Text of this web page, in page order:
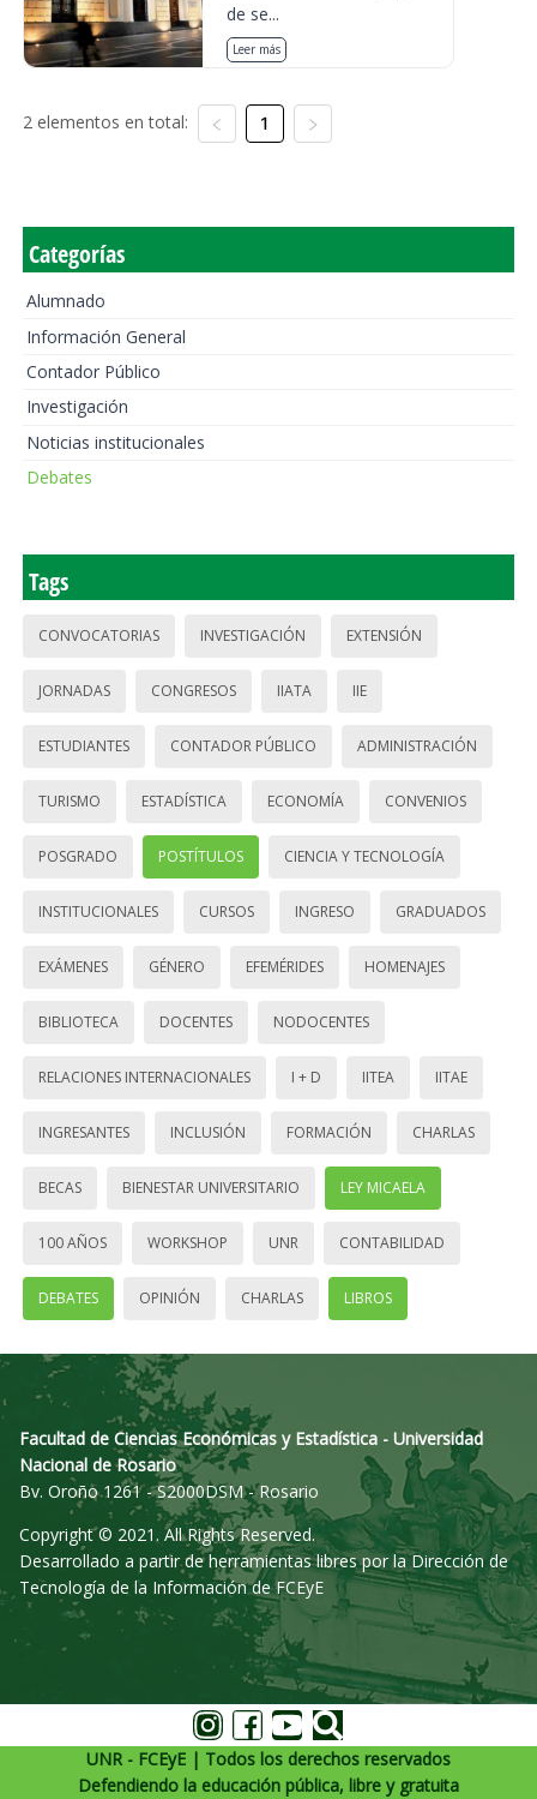
de se...
Leer más
2 elementos en total: 1
Categorías
Alumnado
Información General
Contador Público
Investigación
Noticias institucionales
Debates
Tags
CONVOCATORIAS INVESTIGACIÓN EXTENSIÓN
JORNADAS CONGRESOS IIATA IIE
ESTUDIANTES CONTADOR PÚBLICO ADMINISTRACIÓN
TURISMO ESTADÍSTICA ECONOMÍA CONVENIOS
POSGRADO POSTÍTULOS CIENCIA Y TECNOLOGÍA
INSTITUCIONALES CURSOS INGRESO GRADUADOS
EXÁMENES GÉNERO EFEMÉRIDES HOMENAJES
BIBLIOTECA DOCENTES NODOCENTES
RELACIONES INTERNACIONALES I + D IITEA IITAE
INGRESANTES INCLUSIÓN FORMACIÓN CHARLAS
BECAS BIENESTAR UNIVERSITARIO LEY MICAELA
100 AÑOS WORKSHOP UNR CONTABILIDAD
DEBATES OPINIÓN CHARLAS LIBROS
Facultad de Ciencias Económicas y Estadística - Universidad
Nacional de Rosario
Bv. Oroño 1261 - S2000DSM - Rosario
Copyright © 2021. All Rights Reserved.
Desarrollado a partir de herramientas libres por la Dirección de
Tecnología de la Información de FCEyE
UNR - FCEyE | Todos los derechos reservados
Defendiendo la educación pública, libre y gratuita